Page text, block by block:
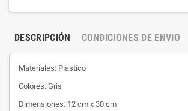
DESCRIPCIÓN CONDICIONES DE ENVIO
Materiales: Plastico
Colores: Gris
Dimensiones: 12 cm x 30 cm